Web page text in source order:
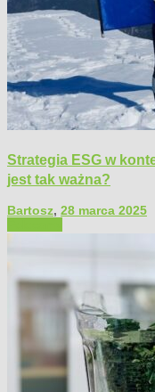
Strategia ESG w
jest tak ważna?
Bartosz, 28 marca 2025